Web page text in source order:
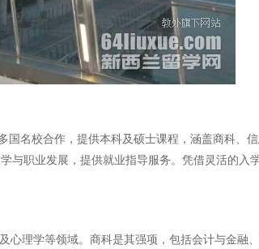
名校合作，提供本科及硕士课程，涵盖商科、
职业发展，提供就业指导服务。凭借灵活的入
理学等领域。商科是其强项，包括会计与金融